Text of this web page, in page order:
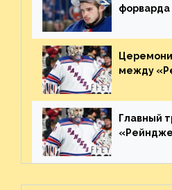
пятаке.
между
матча
Главный